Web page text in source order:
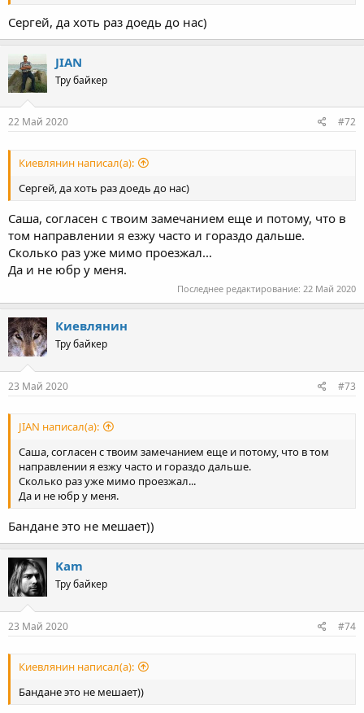
Сергей, да хоть раз доедь до нас)
JIAN
Тру байкер
22 Май 2020 #72
Киевлянин написал(а):
Сергей, да хоть раз доедь до нас)
Саша, согласен с твоим замечанием еще и потому, что в
том направлении я езжу часто и гораздо дальше.
Сколько раз уже мимо проезжал...
Да и не юбр у меня.
Последнее редактирование: 22 Май 2020
Киевлянин
Тру байкер
23 Май 2020 #73
JIAN написал(а):
Саша, согласен с твоим замечанием еще и потому, что в том
направлении я езжу часто и гораздо дальше.
Сколько раз уже мимо проезжал...
Да и не юбр у меня.
Бандане это не мешает))
Kam
Тру байкер
23 Май 2020 #74
Киевлянин написал(а):
Бандане это не мешает))